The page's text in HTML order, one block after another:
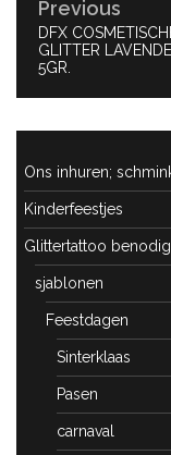
Previous
PREVIOUS
POST:
DFX
GLITTER
5GR.
Ons inhuren;
Kinderfeestjes
Glittertattoo
sjablonen
Feestdagen
Sinterklaas
Pasen
carnaval